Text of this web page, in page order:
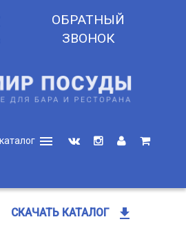
ОБРАТНЫЙ
ЗВОНОК
menu
СКАЧАТЬ КАТАЛОГ get_app